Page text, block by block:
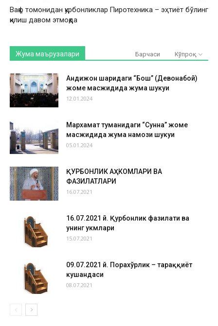
Вақф томонидан қурбонликлар
қилиш давом этмоқда
Пиротехника – эҳтиёт бўлинг
Жума маърузалари Барчаси Кўпроқ
Андижон шаҳридаги “Бош” (Девонабой)
жоме масжидида жума шукуҳи
12.01.2024
Мархамат туманидаги “Сунна” жоме
масжидида жума намози шукуҳи
05.01.2024
ҚУРБОНЛИК АҲКОМЛАРИ ВА
ФАЗИЛАТЛАРИ
16.07.2021
16.07.2021 й. Қурбонлик фазилати ва
унинг ҳукмлари
15.07.2021
09.07.2021 й. Порахўрлик – тараққиёт
кушандаси
08.07.2021